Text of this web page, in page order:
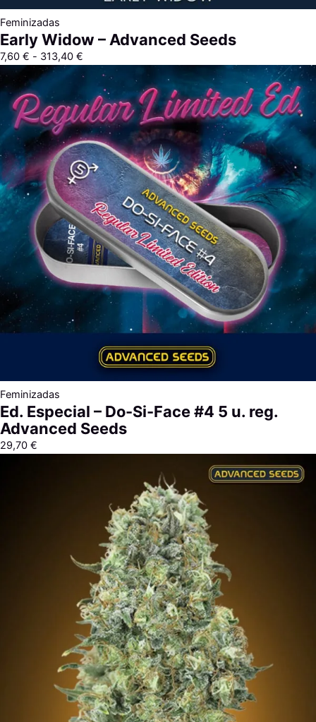
Feminizadas
Early Widow – Advanced Seeds
7,60 € - 313,40 €
Feminizadas
Ed. Especial – Do-Si-Face #4 5 u. reg.
Advanced Seeds
29,70 €
desde
9,00 €
hasta
313,40 €